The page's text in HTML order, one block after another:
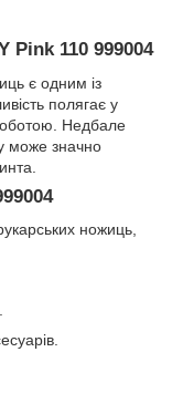
Pink 110 999004
є одним із
полягає у
Недбале
може значно
ножиць,